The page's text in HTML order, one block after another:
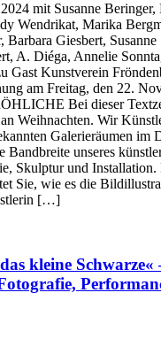
mit Susanne
Wendrikat, Marika
Giesbert,
A. Diéga, Annelie
Gast Kunstverein
am Freitag, den 22.
Bei dieser
Weihnachten. Wir
Galerieräumen im
Bandbreite unseres
Skulptur und
Sie, wie es die
[…]
kleine Schwarze«